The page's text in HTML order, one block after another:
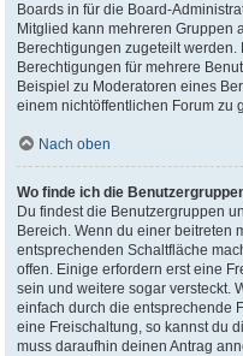
Boards in für die Board-
Mitglied kann mehreren Gruppen
Berechtigungen zugeteilt
Berechtigungen für mehrere
Beispiel zu Moderatoren eines
einem nichtöffentlichen Forum zu
Nach oben
Wo finde ich die
Du findest die Benutzergruppen
Bereich. Wenn du einer beitreten
entsprechenden Schaltfläche
offen. Einige erfordern erst eine
sein und weitere sogar versteckt.
einfach durch die entsprechende
eine Freischaltung, so kannst du
muss daraufhin deinen Antrag